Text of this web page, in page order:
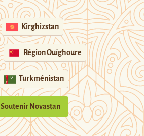
Kirghizstan
Région Ouïghoure
Turkménistan
Soutenir Novastan